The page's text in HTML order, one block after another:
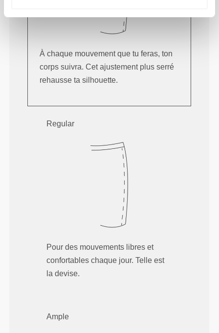
À chaque mouvement que tu feras, ton
corps suivra. Cet ajustement plus serré
rehausse ta silhouette.
Regular
Pour des mouvements libres et
confortables chaque jour. Telle est
la devise.
Ample